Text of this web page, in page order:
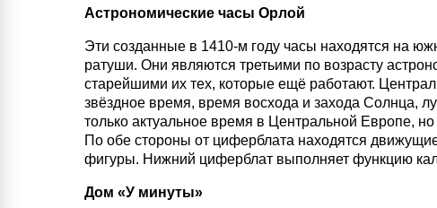
Астрономические часы Орлой
Эти созданные в 1410-м году часы находятся на
ратуши. Они являются третьими по возрасту
старейшими их тех, которые ещё работают.
звёздное время, время восхода и захода Солнца,
только актуальное время в Центральной Европе,
По обе стороны от циферблата находятся
фигуры. Нижний циферблат выполняет функцию
Дом «У минуты»